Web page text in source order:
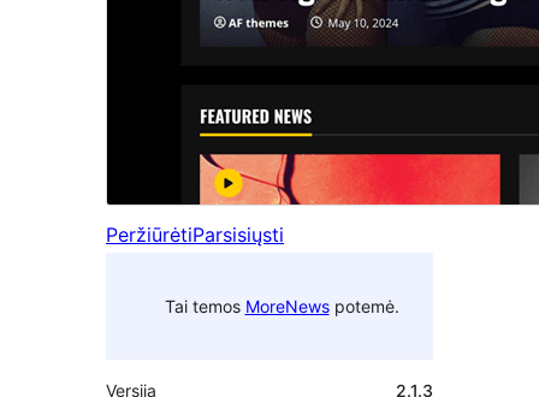
PeržiūrėtiParsisiųsti
Tai temos MoreNewspotemė.
Versija
2.1.3